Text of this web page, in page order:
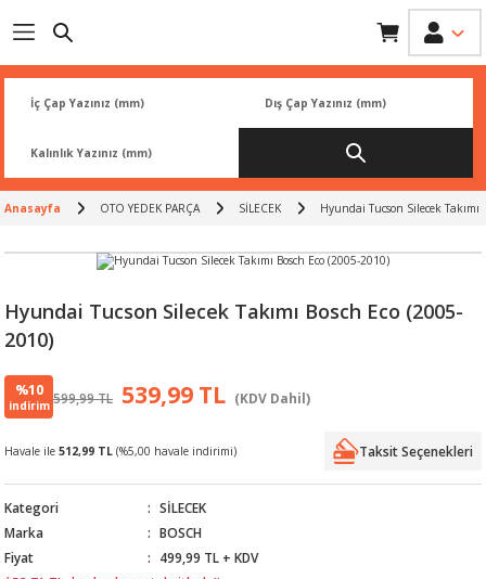
ÜRÜNLERİ
Anasayfa OTO YEDEK PARÇA SİLECEK Hyundai Tucson Silecek Takımı
Hyundai Tucson Silecek Takımı Bosch Eco (2005-
2010)
%10
indirim 599,99 TL 539,99 TL (KDV Dahil)
Havale ile 512,99 TL (%5,00 havale indirimi) Taksit Seçenekleri
Kategori
SİLECEK
Marka
BOSCH
Fiyat
499,99 TL + KDV